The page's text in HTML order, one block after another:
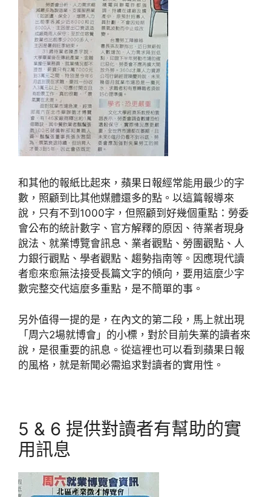
和其他的報紙比起來，蘋果日報經常能用最少的字
數，照顧到比其他媒體還多的點。以這篇報導來
說，只有不到1000字，但照顧到好幾個重點：勞委
會公布的統計數字、官方解釋的原因、待業者現身
說法、就業博覽會訊息、業者觀點、勞團觀點、人
力銀行觀點、學者觀點、趨勢指南等。因應現代讀
者愈來愈無法接受長篇文字的傾向，要用這麼少字
數完整交代這麼多重點，是不簡單的事。
另外值得一提的是，在內文的第二段，馬上就出現
「周六2場就博會」的小標，對於目前失業的讀者來
說，是很重要的訊息。從這裡也可以看到蘋果日報
的風格，就是新聞必需追求對讀者的實用性。
5 & 6 提供對讀者有幫助的實
用訊息